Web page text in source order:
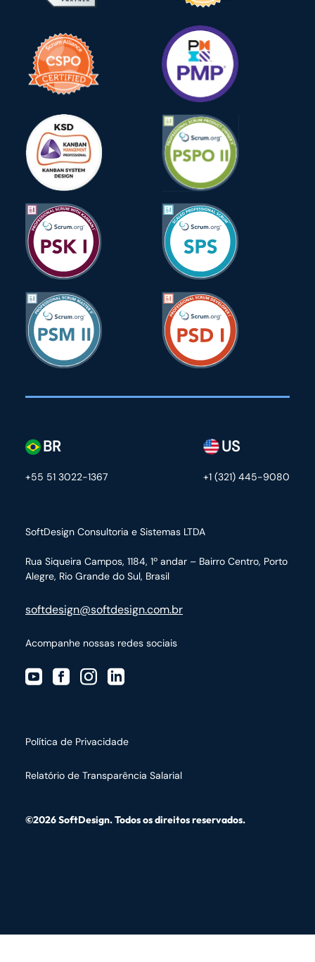
SoftDesign Consultoria e Sistemas LTDA
Rua Siqueira Campos, 1184, 1º andar – Bairro Centro, Porto
Alegre, Rio Grande do Sul, Brasil
softdesign@softdesign.com.br
BR
+55 51 3022-1367
US
+1 (321) 445-9080
Acompanhe nossas redes sociais
©2026 SoftDesign. Todos os direitos reservados.
Política de Privacidade
Relatório de Transparência Salarial